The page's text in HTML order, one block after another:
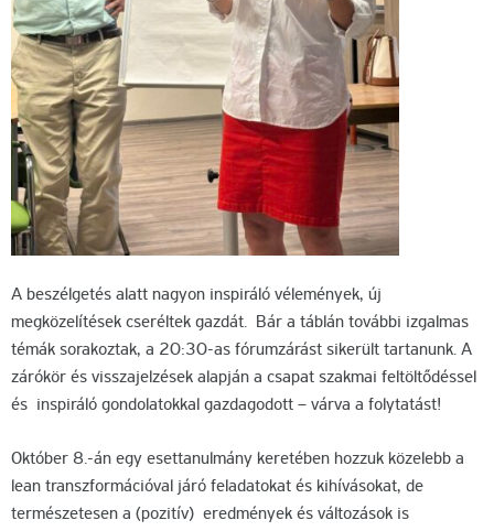
A beszélgetés alatt nagyon inspiráló vélemények, új
megközelítések cseréltek gazdát. Bár a táblán további izgalmas
témák sorakoztak, a 20:30-as fórumzárást sikerült tartanunk. A
zárókör és visszajelzések alapján a csapat szakmai feltöltődéssel
és inspiráló gondolatokkal gazdagodott – várva a folytatást!
Október 8.-án egy esettanulmány keretében hozzuk közelebb a
lean transzformációval járó feladatokat és kihívásokat, de
természetesen a (pozitív) eredmények és változások is